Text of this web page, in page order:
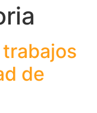
trabajos
de